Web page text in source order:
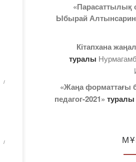
«Парасаттылық
Ыбырай Алтынсарин
Кітапхана
туралы
«Жаңа форматтағы
педагог-2021» туралы